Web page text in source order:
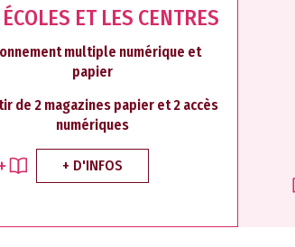
ET LES CENTRES
multiple numérique et
papier
de 2 magazines papier et 2 accès
numériques
+ D'INFOS